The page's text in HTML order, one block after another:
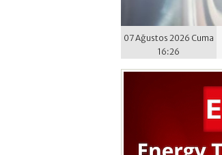
07 Ağustos 2026 Cuma
16:26